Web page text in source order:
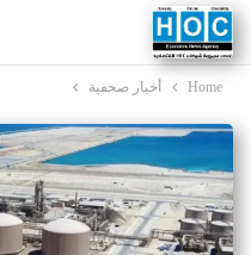
Home أخبار صحفية